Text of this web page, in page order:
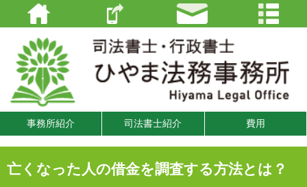
事務所紹介 司法書士紹介 費用
亡くなった人の借金を調査する方法とは？